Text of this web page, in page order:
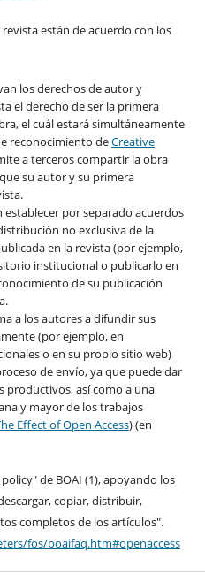
están de acuerdo con los
los derechos de autor y
el derecho de ser la primera
el cuál estará simultáneamente
reconocimiento deCreative
a terceros compartir la obra
su autor y su primera
establecer por separado acuerdos
no exclusiva de la
en la revista (por ejemplo,
institucional o publicarlo en
de su publicación
a los autores a difundir sus
(por ejemplo, en
o en su propio sitio web)
de envío, ya que puede dar
productivos, así como a una
y mayor de los trabajos
Effect of Open Access) (en
de BOAI (1), apoyando los
copiar, distribuir,
completos de los artículos".
fos/boaifaq.htm#openaccess